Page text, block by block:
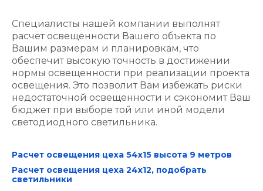
Специалисты нашей компании выполнят
расчет освещенности Вашего объекта по
Вашим размерам и планировкам, что
обеспечит высокую точность в достижении
нормы освещенности при реализации проекта
освещения. Это позволит Вам избежать риски
недостаточной освещенности и сэкономит Ваш
бюджет при выборе той или иной модели
светодиодного светильника.
Расчет освещения цеха 54х15 высота 9 метров
Расчет освещения цеха 24х12, подобрать
светильники